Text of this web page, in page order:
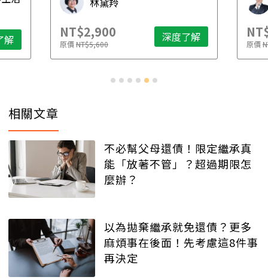
解 NT$2,900
原價NT$5,600 深度了解 原價
相關文章
不必幫父母還債！限定繼承真
能「放著不管」？超過期限怎
麼辦？
以為拋棄繼承就免還債？更多
麻煩事在後面！先考慮這8件事
再決定